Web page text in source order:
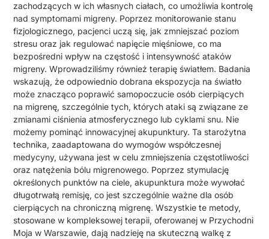
zachodzących w ich własnych ciałach, co umożliwia kontrolę
nad symptomami migreny. Poprzez monitorowanie stanu
fizjologicznego, pacjenci uczą się, jak zmniejszać poziom
stresu oraz jak regulować napięcie mięśniowe, co ma
bezpośredni wpływ na częstość i intensywność ataków
migreny. Wprowadziliśmy również terapię światłem. Badania
wskazują, że odpowiednio dobrana ekspozycja na światło
może znacząco poprawić samopoczucie osób cierpiących
na migrenę, szczególnie tych, których ataki są związane ze
zmianami ciśnienia atmosferycznego lub cyklami snu. Nie
możemy pominąć innowacyjnej akupunktury. Ta starożytna
technika, zaadaptowana do wymogów współczesnej
medycyny, używana jest w celu zmniejszenia częstotliwości
oraz natężenia bólu migrenowego. Poprzez stymulację
określonych punktów na ciele, akupunktura może wywołać
długotrwałą remisję, co jest szczególnie ważne dla osób
cierpiących na chroniczną migrenę. Wszystkie te metody,
stosowane w kompleksowej terapii, oferowanej w Przychodni
Moja w Warszawie, dają nadzieję na skuteczną walkę z